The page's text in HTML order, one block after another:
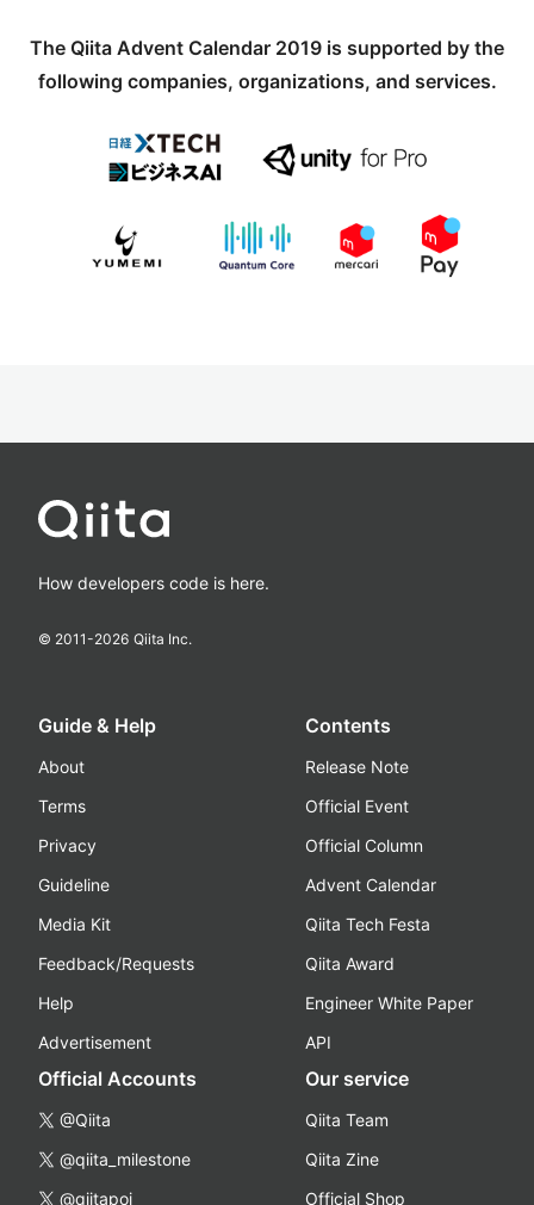
The Qiita Advent Calendar 2019 is supported by the
following companies, organizations, and services.
How developers code is here.
© 2011-2026 Qiita Inc.
Guide & Help
About
Terms
Privacy
Guideline
Media Kit
Feedback/Requests
Help
Advertisement
Contents
Release Note
Official Event
Official Column
Advent Calendar
Qiita Tech Festa
Qiita Award
Engineer White Paper
API
Official Accounts
@Qiita
@qiita_milestone
@qiitapoi
Our service
Qiita Team
Qiita Zine
Official Shop